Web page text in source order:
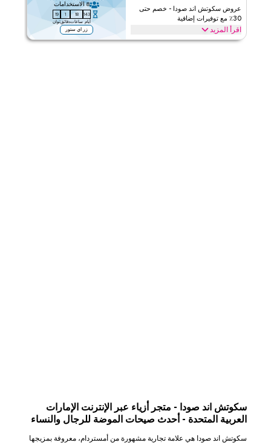
عروض سكوتش اند صودا - خصم حتى
30٪ مع توفيرات إضافية
اقرأ المزيد
8 الاستخدامات
143
أيام
18
ساعات
1
دقائق
19
ثوان
زر اي ستور
عروض حصرية تصل إلى 30% على سكوتش اند صودا. وفر على الموضة من
سكوتش اند صودا - متجر أزياء عبر الإنترنت الإمارات
العربية المتحدة - أحدث صيحات الموضة للرجال والنساء
سكوتش اند صودا هي علامة تجارية مشهورة من أمستردام، معروفة بمزيجها